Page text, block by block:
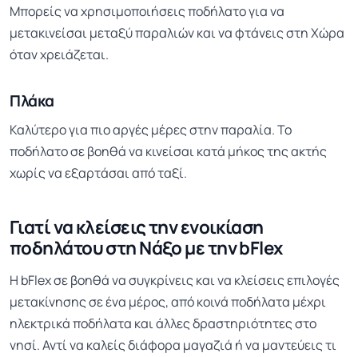
Μπορείς να χρησιμοποιήσεις ποδήλατο για να
μετακινείσαι μεταξύ παραλιών και να φτάνεις στη Χώρα
όταν χρειάζεται.
Πλάκα
Καλύτερο για πιο αργές μέρες στην παραλία. Το
ποδήλατο σε βοηθά να κινείσαι κατά μήκος της ακτής
χωρίς να εξαρτάσαι από ταξί.
Γιατί να κλείσεις την ενοικίαση
ποδηλάτου στη Νάξο με την bFlex
Η bFlex σε βοηθά να συγκρίνεις και να κλείσεις επιλογές
μετακίνησης σε ένα μέρος, από κοινά ποδήλατα μέχρι
ηλεκτρικά ποδήλατα και άλλες δραστηριότητες στο
νησί. Αντί να καλείς διάφορα μαγαζιά ή να μαντεύεις τι